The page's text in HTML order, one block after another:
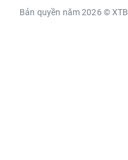
Bản quyền năm 2026 © XTB